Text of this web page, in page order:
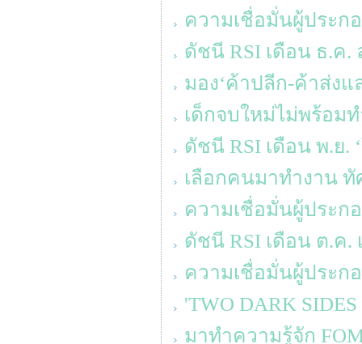
ความเชื่อมั่นผู้ประก
ดัชนี RSI เดือน ธ.ค.
มอง‘ค้าปลีก-ค้าส่งแ
เด็กจบใหม่ไม่พร้อม
ดัชนี RSI เดือน พ.ย.
เลือกคนมาทำงาน
ความเชื่อมั่นผู้ประก
ดัชนี RSI เดือน ต.ค.
ความเชื่อมั่นผู้ประก
'TWO DARK
มาทำความรู้จัก